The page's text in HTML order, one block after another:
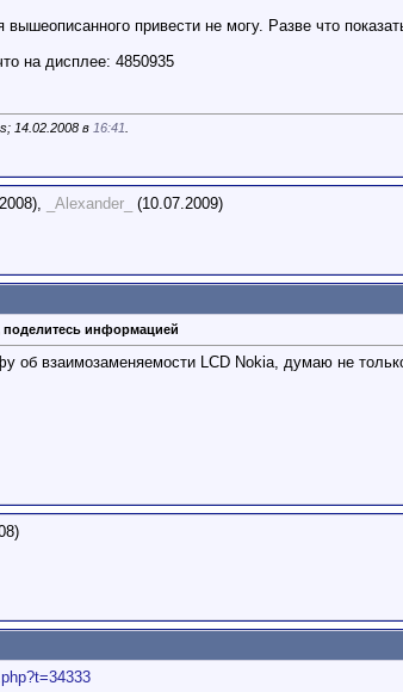
привести не могу. Разве что
на дисплее: 4850935
14.02.2008 в 16:41
_Alexander_ (10.07.2009)
поделитесь информацией
об взаимозаменяемости LCD Nokia, думаю не